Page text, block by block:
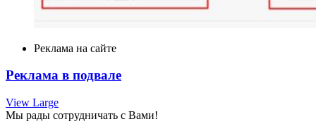
Реклама на сайте
Реклама в подвале
View Large
Мы рады сотрудничать с Вами!